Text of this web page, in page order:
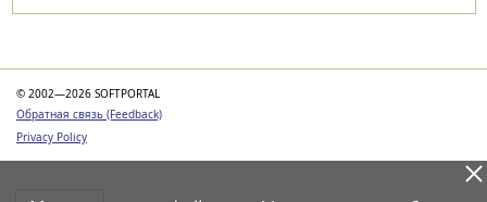
© 2002—2026 SOFTPORTAL
Обратная связь (Feedback)
Privacy Policy